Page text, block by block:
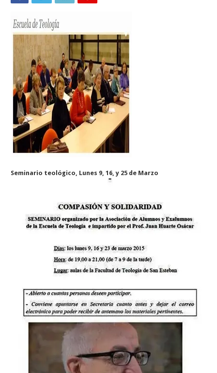
Seminario teológico, Lunes 9, 16, y 25 de Marzo